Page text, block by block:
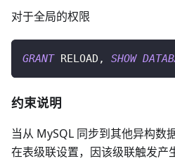
对于全局的权限
GRANT RELOAD , SHOW
约束说明
当从 MySQL 同步到其他异构数
在表级联设置，因该级联触发产